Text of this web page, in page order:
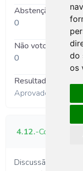
do
os
Abstenção
0
Não votou
0
Resultado
Aprovado por
4.12.-Contrato-
Discussão e